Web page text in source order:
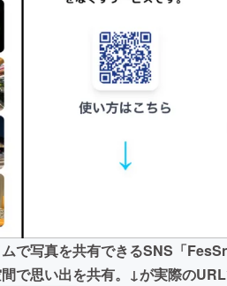
チャレンジ
域活性化
で写真を共有できるSNS「
で思い出を共有。↓が実際の